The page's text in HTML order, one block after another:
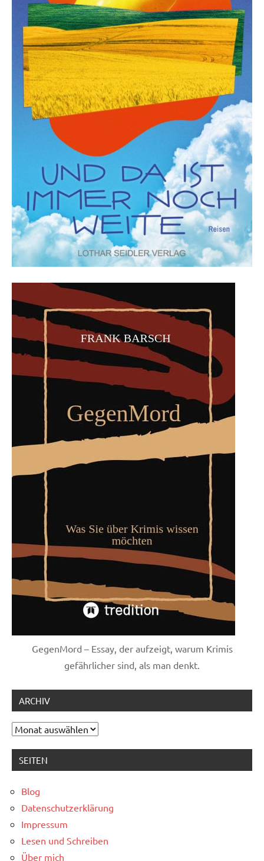
GegenMord – Essay, der aufzeigt, warum Krimis
gefährlicher sind, als man denkt.
ARCHIV
Archiv
SEITEN
Blog
Datenschutzerklärung
Impressum
Lesen und Schreiben
Über mich